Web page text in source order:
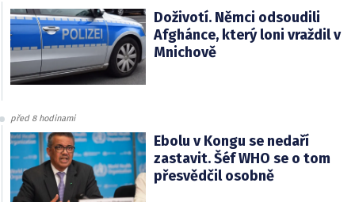
Doživotí. Němci odsoudili
Afghánce, který loni vraždil v
Mnichově
před 8 hodinami
Ebolu v Kongu se nedaří
zastavit. Šéf WHO se o tom
přesvědčil osobně